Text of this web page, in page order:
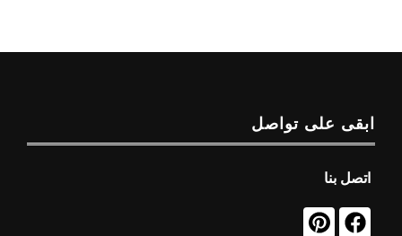
ابقى على تواصل
اتصل بنا